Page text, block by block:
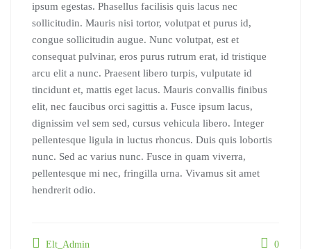
ipsum egestas. Phasellus facilisis quis lacus nec
sollicitudin. Mauris nisi tortor, volutpat et purus id,
congue sollicitudin augue. Nunc volutpat, est et
consequat pulvinar, eros purus rutrum erat, id tristique
arcu elit a nunc. Praesent libero turpis, vulputate id
tincidunt et, mattis eget lacus. Mauris convallis finibus
elit, nec faucibus orci sagittis a. Fusce ipsum lacus,
dignissim vel sem sed, cursus vehicula libero. Integer
pellentesque ligula in luctus rhoncus. Duis quis lobortis
nunc. Sed ac varius nunc. Fusce in quam viverra,
pellentesque mi nec, fringilla urna. Vivamus sit amet
hendrerit odio.
Elt_Admin 0